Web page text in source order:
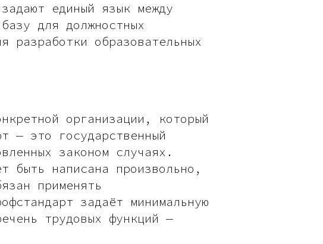
единый язык между
для должностных
разработки образовательных
организации, который
— это государственный
законом случаях.
быть написана произвольно,
применять
задаёт минимальную
трудовых функций —